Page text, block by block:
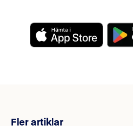
Fler artiklar